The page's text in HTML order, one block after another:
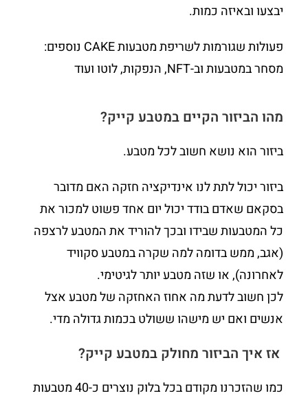
יבצעו ובאיזה כמות.
פעולות שגורמות לשריפת מטבעות CAKE נוספים:
מסחר במטבעות וב-NFT, הנפקות, לוטו ועוד
מהו הביזור הקיים במטבע קייק?
ביזור הוא נושא חשוב לכל מטבע.
ביזור יכול לתת לנו אינדיקציה חזקה האם מדובר
בסקאם שאדם בודד יכול יום אחד פשוט למכור את
כל המטבעות שבידו ובכך להוריד את המטבע לרצפה
(אגב, ממש בדומה למה שקרה במטבע סקוויד
לאחרונה), או שזה מטבע יותר לגיטימי.
לכן חשוב לדעת מה אחוז האחזקה של מטבע אצל
אנשים ואם יש מישהו ששולט בכמות גדולה מדי.
אז איך הביזור מחולק במטבע קייק?
כמו שהזכרנו מקודם בכל בלוק נוצרים כ-40 מטבעות